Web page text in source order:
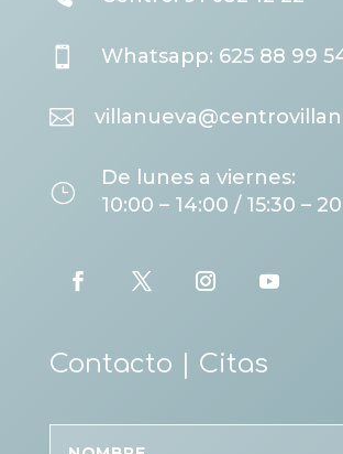
 Whatsapp: 625 88 99

}
De lunes a viernes:
10:00 – 14:00 / 15:30 –
Contacto | Citas